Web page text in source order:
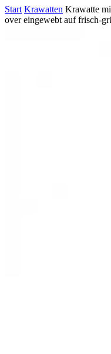
Close
Cart
Start Krawatten Krawatte
over eingewebt auf frisch-